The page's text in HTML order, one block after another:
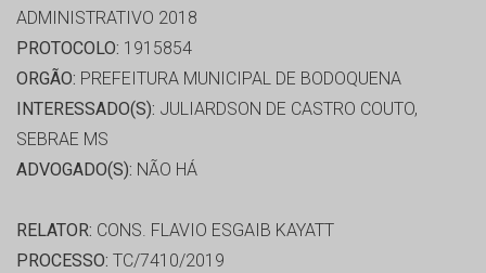
ADMINISTRATIVO 2018
PROTOCOLO: 1915854
ORGÃO: PREFEITURA MUNICIPAL DE BODOQUENA
INTERESSADO(S): JULIARDSON DE CASTRO COUTO,
SEBRAE MS
ADVOGADO(S): NÃO HÁ
RELATOR: CONS. FLAVIO ESGAIB KAYATT
PROCESSO: TC/7410/2019